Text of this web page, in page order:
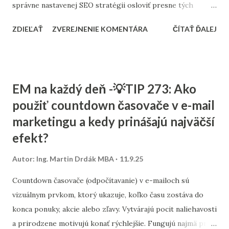
správne nastavenej SEO stratégii osloviť presne tých
ako nastaviť SEO tak, aby fungovalo aj pri menšom
osloviť zákazníkov z celého Slovenska alebo len z vášho
mesta? Výskum kľúčových slov – zistite, čo ľudia hľadajú.
Namiesto všeobecných výrazov typu „kaviareň“ skúste
„kaviareň Bratislava Staré Mesto“ alebo „zdravé obedy
firmy vo vašom segmente. ➡️ Viac sa tejto téme venujeme v
článku: „Ako nájsť správne kľúčové slová pre malé firmy“ 2.
On-page SEO (čo viete spraviť priamo na webe) Tu ide o
úpravu obsahu a technických prvko...
ZDIEĽAŤ ZVEREJNENIE KOMENTÁRA ČÍTAŤ ĎALEJ
EM na každý deň -💡TIP 273: Ako
použiť countdown časovače v e-mail
marketingu a kedy prinášajú najväčší
efekt?
Autor: Ing. Martin Drdák MBA 11.9.25
Countdown časovače (odpočítavanie) v e-mailoch sú
vizuálnym prvkom, ktorý ukazuje, koľko času zostáva do
konca ponuky, akcie alebo zľavy. Vytvárajú pocit naliehavosti
a prirodzene motivujú konať rýchlejšie. Fungujú najmä pri